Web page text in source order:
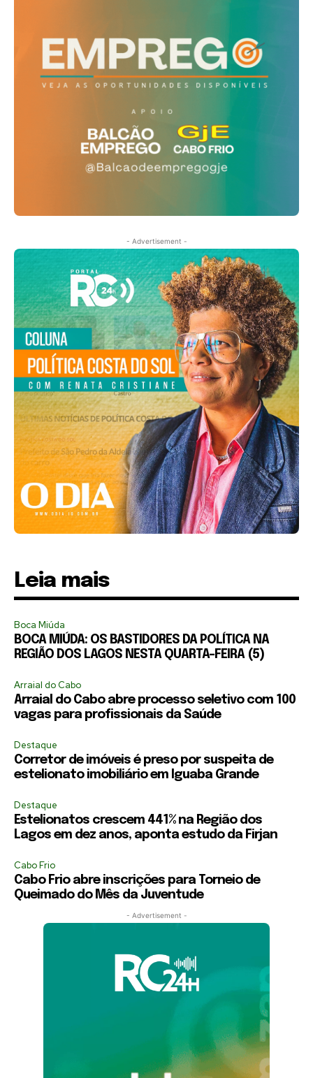
- Advertisement -
Leia mais
Boca Miúda
BOCA MIÚDA: OS BASTIDORES DA POLÍTICA NA
REGIÃO DOS LAGOS NESTA QUARTA-FEIRA (5)
Arraial do Cabo
Arraial do Cabo abre processo seletivo com 100
vagas para profissionais da Saúde
Destaque
Corretor de imóveis é preso por suspeita de
estelionato imobiliário em Iguaba Grande
Destaque
Estelionatos crescem 441% na Região dos
Lagos em dez anos, aponta estudo da Firjan
Cabo Frio
Cabo Frio abre inscrições para Torneio de
Queimado do Mês da Juventude
- Advertisement -